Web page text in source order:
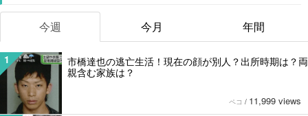
今週 今月 年間
1
市橋達也の逃亡生活！現在の顔が別人？出所時期は？両
親含む家族は？
ペコ / 11,999 views